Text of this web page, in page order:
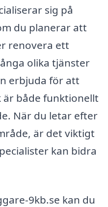
sig på
du planerar att
renovera ett
olika tjänster
erbjuda för att
både funktionellt
När du letar efter
är det viktigt
kan bidra
9kb.se kan du